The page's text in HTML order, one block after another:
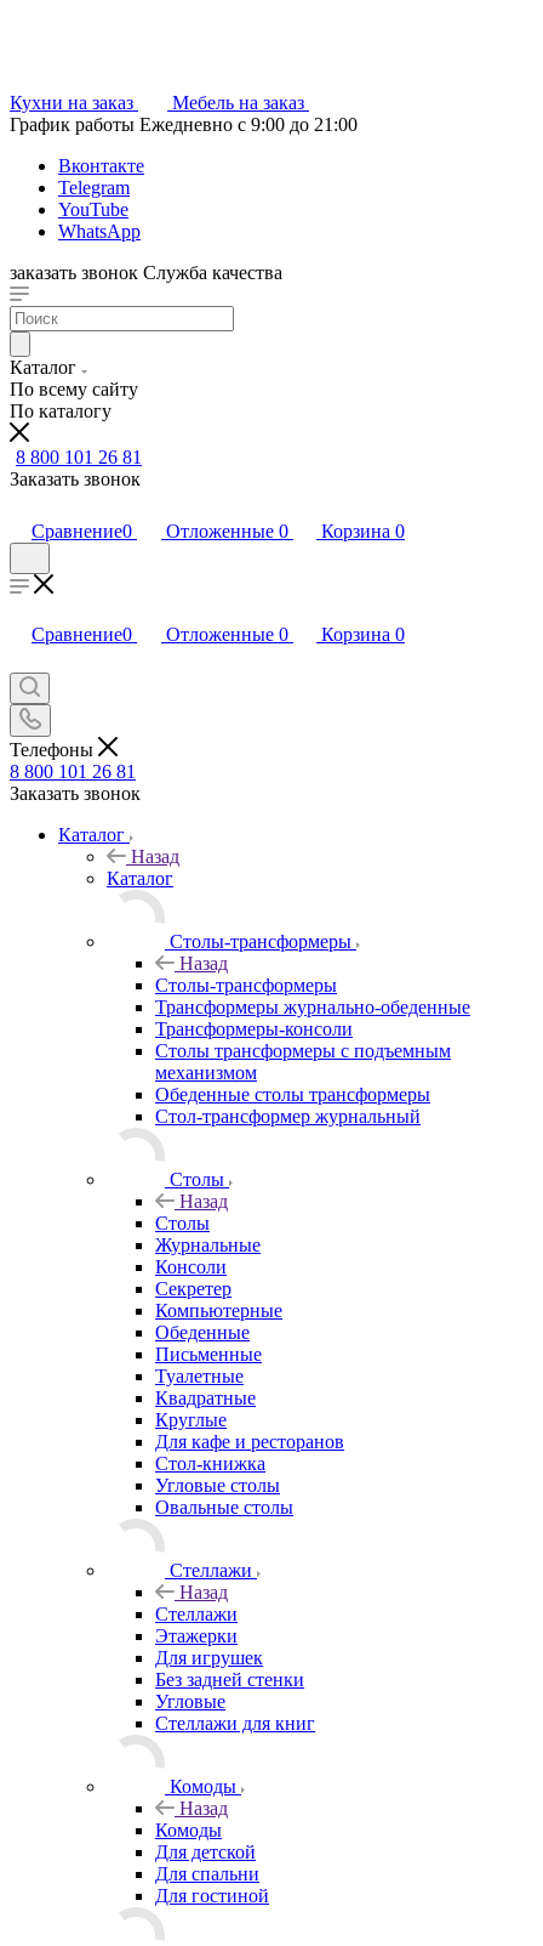
Кухни на заказ
Мебель на заказ
График работы Ежедневно с 9:00 до 21:00
Вконтакте
Telegram
YouTube
WhatsApp
заказать звонок Служба качества
Каталог
По всему сайту
По каталогу
8 800 101 26 81
Заказать звонок
Сравнение0 Отложенные 0 Корзина 0
Сравнение0 Отложенные 0 Корзина 0
Телефоны
8 800 101 26 81
Заказать звонок
Каталог
Назад
Каталог
Столы-трансформеры
Назад
Столы-трансформеры
Трансформеры журнально-обеденные
Трансформеры-консоли
Столы трансформеры с подъемным
механизмом
Обеденные столы трансформеры
Стол-трансформер журнальный
Столы
Назад
Столы
Журнальные
Консоли
Секретер
Компьютерные
Обеденные
Письменные
Туалетные
Квадратные
Круглые
Для кафе и ресторанов
Стол-книжка
Угловые столы
Овальные столы
Стеллажи
Назад
Стеллажи
Этажерки
Для игрушек
Без задней стенки
Угловые
Стеллажи для книг
Комоды
Назад
Комоды
Для детской
Для спальни
Для гостиной